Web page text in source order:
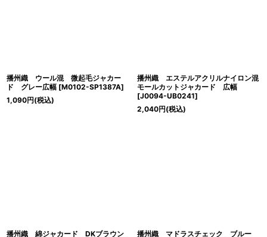
播州織 ウール混 微起毛ジャカー
ド グレー広幅 [M0102-SP1387A]
1,090円(税込)
播州織 エステルアクリルナイロン混
モールカットジャカード 広幅
[J0094-UB0241]
2,040円(税込)
播州織 綿ジャカード DKブラウン
播州織 マドラスチェック ブルー